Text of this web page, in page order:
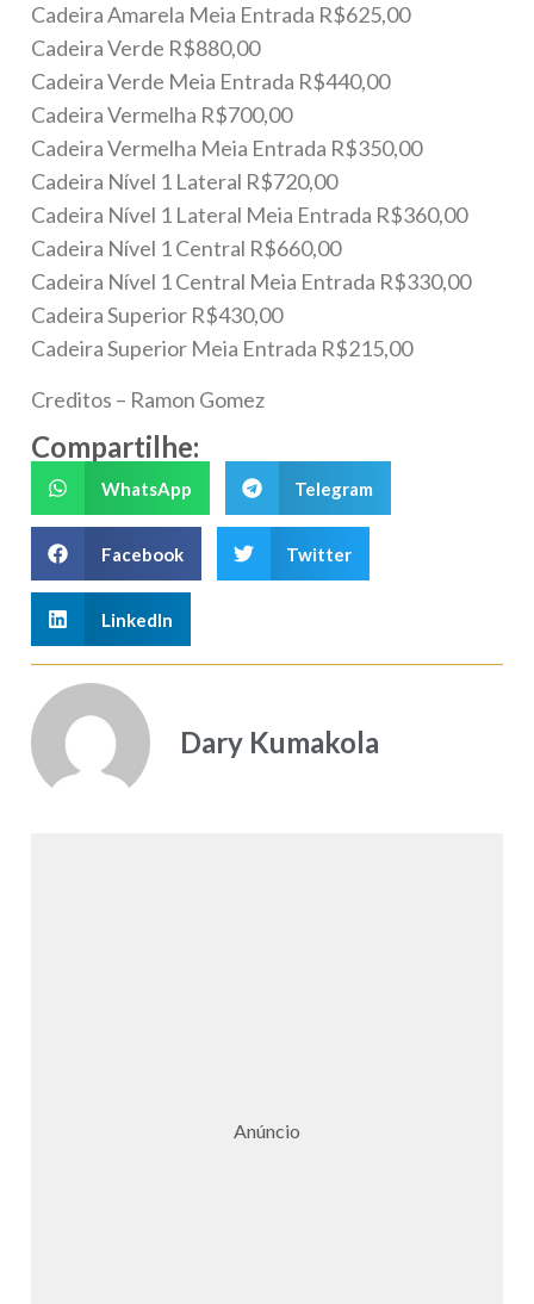
Cadeira Amarela Meia Entrada R$625,00
Cadeira Verde R$880,00
Cadeira Verde Meia Entrada R$440,00
Cadeira Vermelha R$700,00
Cadeira Vermelha Meia Entrada R$350,00
Cadeira Nível 1 Lateral R$720,00
Cadeira Nível 1 Lateral Meia Entrada R$360,00
Cadeira Nível 1 Central R$660,00
Cadeira Nível 1 Central Meia Entrada R$330,00
Cadeira Superior R$430,00
Cadeira Superior Meia Entrada R$215,00
Creditos – Ramon Gomez
Compartilhe:
WhatsApp Telegram
Facebook Twitter
LinkedIn
Dary Kumakola
Anúncio